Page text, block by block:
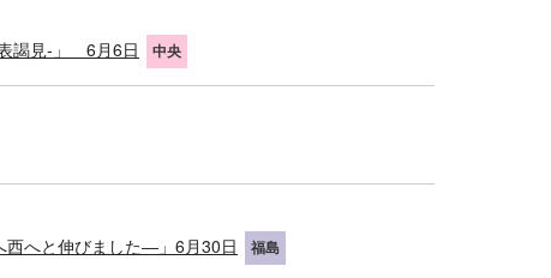
謁見-」 6月6日
中央
西へと伸びました―」6月30日
福島